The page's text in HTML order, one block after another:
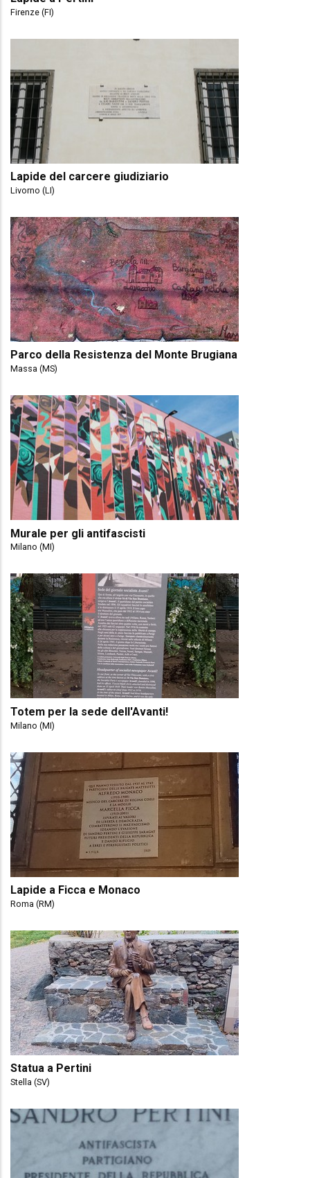
Firenze (FI)
Lapide del carcere giudiziario
Livorno (LI)
Parco della Resistenza del Monte Brugiana
Massa (MS)
Murale per gli antifascisti
Milano (MI)
Totem per la sede dell'Avanti!
Milano (MI)
Lapide a Ficca e Monaco
Roma (RM)
Statua a Pertini
Stella (SV)